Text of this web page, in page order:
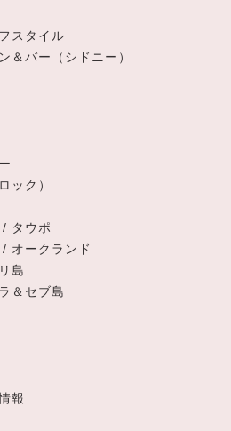
スタイル
＆バー（シドニー）
ック）
タウポ
オークランド
島
＆セブ島
報